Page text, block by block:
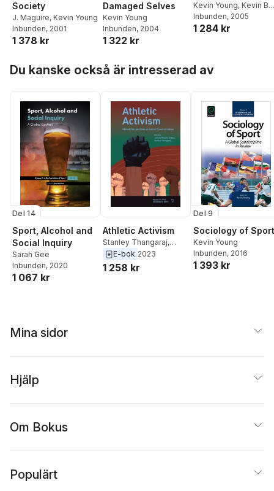
Society
J. Maguire, Kevin Young
Inbunden, 2001
1 378 kr
Damaged Selves
Kevin Young
Inbunden, 2004
1 322 kr
Kevin Young, Kevin B.
Wamsley
Inbunden, 2005
1 284 kr
Du kanske också är intresserad av
Del 14
Sport, Alcohol and
Social Inquiry
Sarah Gee
Inbunden, 2020
1 067 kr
Athletic Activism
Stanley Thangaraj,
Jeffrey Montez de Oca
E-bok 2023
1 258 kr
Del 9
Sociology of Sport
Kevin Young
Inbunden, 2016
1 393 kr
Mina sidor
Hjälp
Om Bokus
Populärt